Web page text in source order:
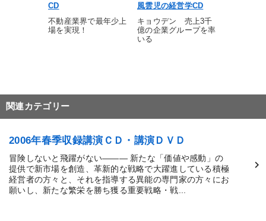
CD
不動産業界で最年少上
場を実現！
風雲児の経営学CD
キョウデン 売上3千
億の企業グループを率
いる
関連カテゴリー
2006年春季収録講演ＣＤ・講演ＤＶＤ
冒険しないと飛躍がない――― 新たな「価値や感動」の
提供で新市場を創造、革新的な戦略で大躍進している積極
経営者の方々と、それを指導する異能の専門家の方々にお
願いし、新たな繁栄を勝ち獲る重要戦略・戦...